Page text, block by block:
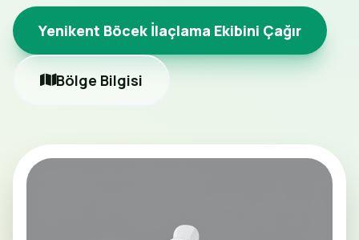
Yenikent Böcek İlaçlama Ekibini Çağır
Bölge Bilgisi